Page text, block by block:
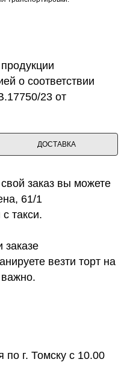
о соответствии
23 от
ДОСТАВКА
заказ вы можете
61/1
такси.
заказе
везти торт на
по г. Томску с 10.00